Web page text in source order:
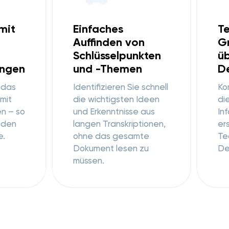
– so
Einfaches
Auffinden von
Schlüsselpunkten
und -Themen
Identifizieren Sie schnell
die wichtigsten Ideen
und Erkenntnisse aus
langen Transkriptionen,
ohne das gesamte
Dokument lesen zu
müssen.